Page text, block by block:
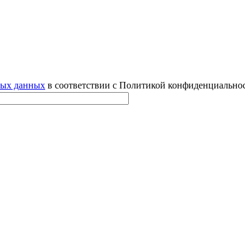
данных в соответствии с Политикой